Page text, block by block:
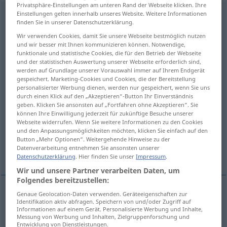
Verkleinerungf <Verkleinerung;Verkleinerungen>
Übersicht aller Übersetzungen
(Für mehr Details die Übersetzung anklicken/antippen)
reduction in size
reduction, depreciation
belittlement, belittling extenuation
reduction in size, reduction diminution
reduction(in size) VerkleinerungReduzierung
Privatsphäre-Einstellungen am unteren Rand der Webseite klicken. Ihre
Einstellungen gelten innerhalb unseres Website. Weitere Informationen
finden Sie in unserer Datenschutzerklärung.
Wir verwenden Cookies, damit Sie unsere Webseite bestmöglich nutzen
und wir besser mit Ihnen kommunizieren können. Notwendige,
funktionale und statistische Cookies, die für den Betrieb der Webseite
und der statistischen Auswertung unserer Webseite erforderlich sind,
werden auf Grundlage unserer Vorauswahl immer auf Ihrem Endgerät
gespeichert. Marketing-Cookies und Cookies, die der Bereitstellung
personalisierter Werbung dienen, werden nur gespeichert, wenn Sie uns
durch einen Klick auf den „Akzeptieren“-Button Ihr Einverständnis
geben. Klicken Sie ansonsten auf „Fortfahren ohne Akzeptieren“. Sie
können Ihre Einwilligung jederzeit für zukünftige Besuche unserer
Webseite widerrufen. Wenn Sie weitere Informationen zu den Cookies
und den Anpassungsmöglichkeiten möchten, klicken Sie einfach auf den
Button „Mehr Optionen“. Weitergehende Hinweise zu der
Datenverarbeitung entnehmen Sie ansonsten unserer
Datenschutzerklärung. Hier finden Sie unserImpressum.
Wir und unsere Partner verarbeiten Daten, um
Folgendes bereitzustellen:
Genaue Geolocation-Daten verwenden. Geräteeigenschaften zur
Identifikation aktiv abfragen. Speichern von und/oder Zugriff auf
Informationen auf einem Gerät. Personalisierte Werbung und Inhalte,
Messung von Werbung und Inhalten, Zielgruppenforschung und
Entwicklung von Dienstleistungen.